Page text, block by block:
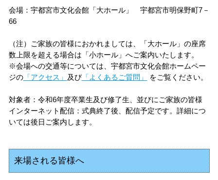
広報・刊行物
国際交流協定締結校
未来農学共創センター
工学部附属ものづくり創成工学センター
附属図書館
その他の施設案内
消費生活協同組合
大学見学
留学
入学料・授業料
経済支援
奨学金制度
取得可能な免許・資格
データサイエンス経営学部出前授業分野一覧
地域デザイン科学部出前授業分野一覧
国際学部出前授業分野一覧
共同教育学部出前授業分野一覧
工学部出前授業分野一覧
農学部出前授業分野一覧
TOP
データサイエンス経営学部 講演テーマ一覧
地域デザイン科学部 講演テーマ一覧
国際学部講演テーマ一覧
共同教育学部講演テーマ一覧
工学部講演テーマ一覧
教員に関する情報
公開講座
インターネット出願 （大学院）
受験生の方
受験生ポータルサイト
アドミッション・ポリシー
在学生の方
行事・学習
留学生の方
会場：宇都宮市文化会館「大ホール」 宇都宮市明保野町7－
66
（注）ご家族の皆様におかれましては、「大ホール」の座席
数上限を超える場合は「小ホール」へご案内いたします。
※会場への交通等については、宇都宮市文化会館ホームペー
ジの「アクセス」 及び「よくあるご質問」 をご覧ください。
対象者：令和6年度卒業生及び修了生、並びにご家族の皆様
インターネット配信：式典終了後、配信予定です。詳細につ
いては後日ご案内します。
来場される皆様へ